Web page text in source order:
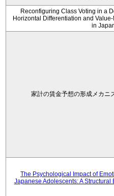
Reconfiguring Class Voting in a
Horizontal Differentiation and
in
家計の賃金予想の形成メカニ
The Psychological Impact of
Japanese Adolescents: A